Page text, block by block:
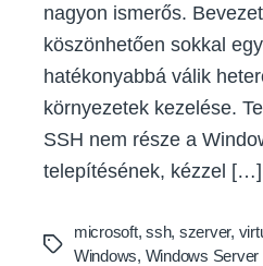
nagyon ismerős.
köszönhetően sokkal
hatékonyabbá válik
környezetek kezelése.
SSH nem része a
telepítésének, kézzel […]
Tags
microsoft,ssh, szerver,
Windows, Windows Server